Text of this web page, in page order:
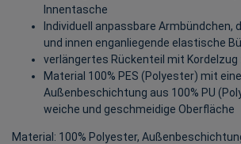
Innentasche
Individuell anpassbare Armbündchen,
und innen enganliegende elastische
verlängertes Rückenteil mit Kordelzug
Material 100% PES (Polyester) mit
Außenbeschichtung aus 100% PU
weiche und geschmeidige Oberfläche
Material: 100% Polyester,